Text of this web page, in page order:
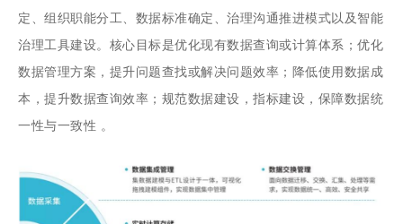
定、组织职能分工、数据标准确定、治理沟通推进模式以及智能
治理工具建设。核心目标是优化现有数据查询或计算体系；优化
数据管理方案，提升问题查找或解决问题效率；降低使用数据成
本，提升数据查询效率；规范数据建设，指标建设，保障数据统
一性与一致性 。